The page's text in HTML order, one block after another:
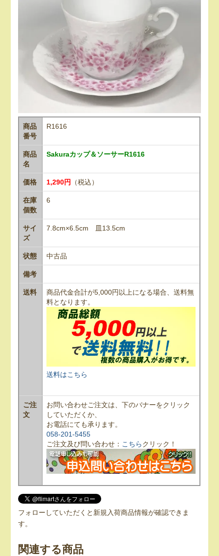
商品
番号
R1616
商品
名
Sakuraカップ＆ソーサーR1616
価格 1,290円 （税込）
在庫
個数
6
サイ
ズ
7.8cm×6.5cm 皿13.5cm
状態 中古品
備考
送料
商品代金合計が5,000円以上になる場合、送料無
料となります。
送料はこちら
ご注
文
お問い合わせご注文は、下のバナーをクリック
していただくか、
お電話にても承ります。
058-201-5455
ご注文及び問い合わせ： こちらクリック！
フォローしていただくと新規入荷商品情報が確認できま
す。
関連する商品